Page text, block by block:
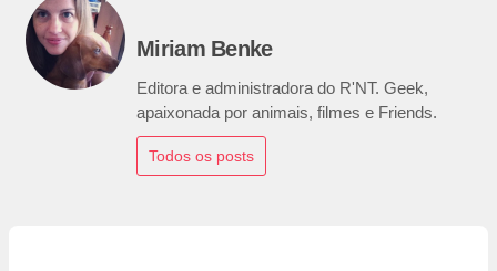
Miriam Benke
Editora e administradora do R'NT. Geek,
apaixonada por animais, filmes e Friends.
Todos os posts